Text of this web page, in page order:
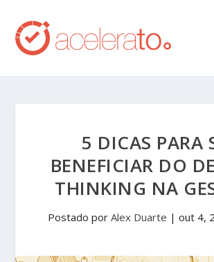
5 DICAS PARA
BENEFICIAR DO
THINKING NA
Postado por Alex Duarte | out 4,